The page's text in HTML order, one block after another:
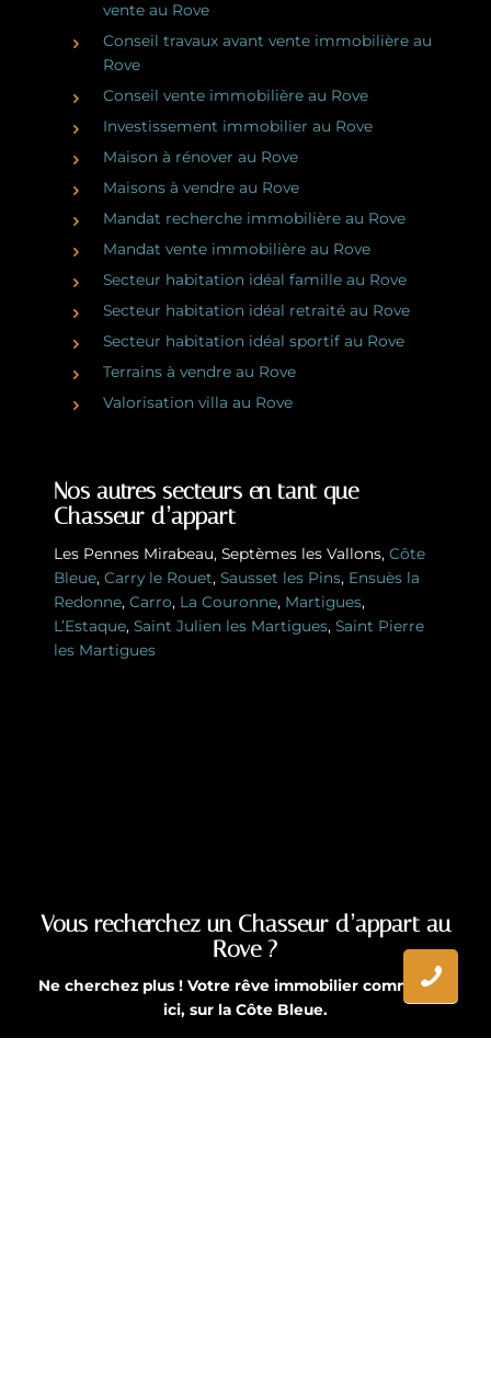
vente au Rove
Conseil travaux avant vente immobilière au
Rove
Conseil vente immobilière au Rove
Investissement immobilier au Rove
Maison à rénover au Rove
Maisons à vendre au Rove
Mandat recherche immobilière au Rove
Mandat vente immobilière au Rove
Secteur habitation idéal famille au Rove
Secteur habitation idéal retraité au Rove
Secteur habitation idéal sportif au Rove
Terrains à vendre au Rove
Valorisation villa au Rove
Nos autres secteurs en tant que
Chasseur d’appart
Les Pennes Mirabeau, Septèmes les Vallons, Côte
Bleue, Carry le Rouet, Sausset les Pins, Ensuès la
Redonne, Carro, La Couronne, Martigues,
L’Estaque, Saint Julien les Martigues, Saint Pierre
les Martigues
Vous recherchez un Chasseur d’appart au
Rove ?
Ne cherchez plus ! Votre rêve immobilier commence
ici, sur la Côte Bleue.